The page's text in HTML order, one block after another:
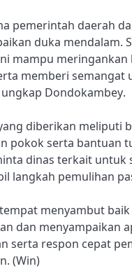
pemerintah daerah
duka mendalam.
mampu meringankan
memberi semangat
ungkap Dondokambey.
diberikan meliputi
pokok serta bantuan
dinas terkait untuk
langkah pemulihan
menyambut
dan menyampaikan
serta respon cepat
(Win)